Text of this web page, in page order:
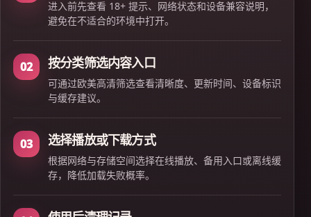
进入前先查看 18+ 提示、网络状态和设备兼容说明，
避免在不适合的环境中打开。
02 按分类筛选内容入口
可通过欧美高清筛选查看清晰度、更新时间、设备标识
与缓存建议。
03 选择播放或下载方式
根据网络与存储空间选择在线播放、备用入口或离线缓
存，降低加载失败概率。